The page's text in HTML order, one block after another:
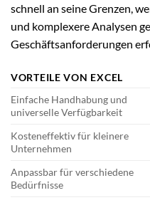
schnell an seine Grenzen,
und komplexere Analysen
Geschäftsanforderungen
VORTEILE VON EXCEL
Einfache Handhabung und
universelle Verfügbarkeit
Kosteneffektiv für kleinere
Unternehmen
Anpassbar für verschiedene
Bedürfnisse